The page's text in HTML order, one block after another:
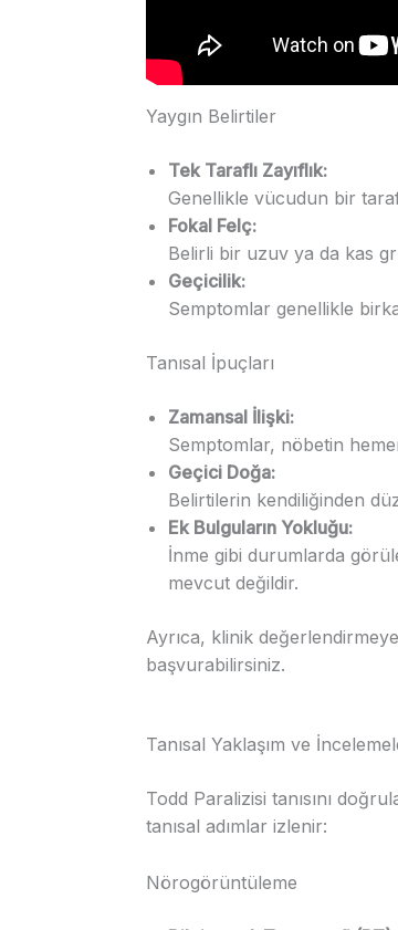
Yaygın Belirtiler
Tek Taraflı Zayıflık:
Genellikle vücudun bir
Fokal Felç:
Belirli bir uzuv ya da kas
Geçicilik:
Semptomlar genellikle
Tanısal İpuçları
Zamansal İlişki:
Semptomlar, nöbetin
Geçici Doğa:
Belirtilerin kendiliğinden
Ek Bulguların Yokluğu:
İnme gibi durumlarda
mevcut değildir.
Ayrıca, klinik değerlendirmeye
başvurabilirsiniz.
Tanısal Yaklaşım ve
Todd Paralizisi tanısını
tanısal adımlar izlenir:
Nörogörüntüleme